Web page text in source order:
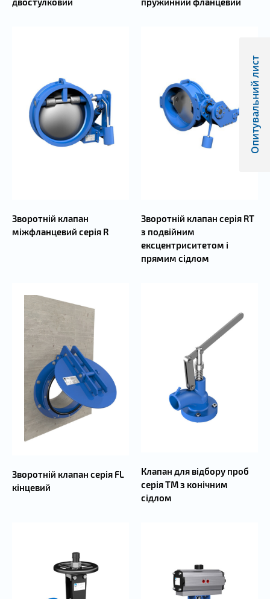
Зворотній клапан
міжфланцевий серія R
Зворотній клапан серія RT
з подвійним
ексцентриситетом і
прямим сідлом
Зворотній клапан серія FL
кінцевий
Клапан для відбору проб
серія TM з конічним
сідлом
Опитувальний лист